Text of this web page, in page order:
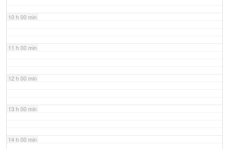
10 h 00 min
11 h 00 min
12 h 00 min
13 h 00 min
14 h 00 min